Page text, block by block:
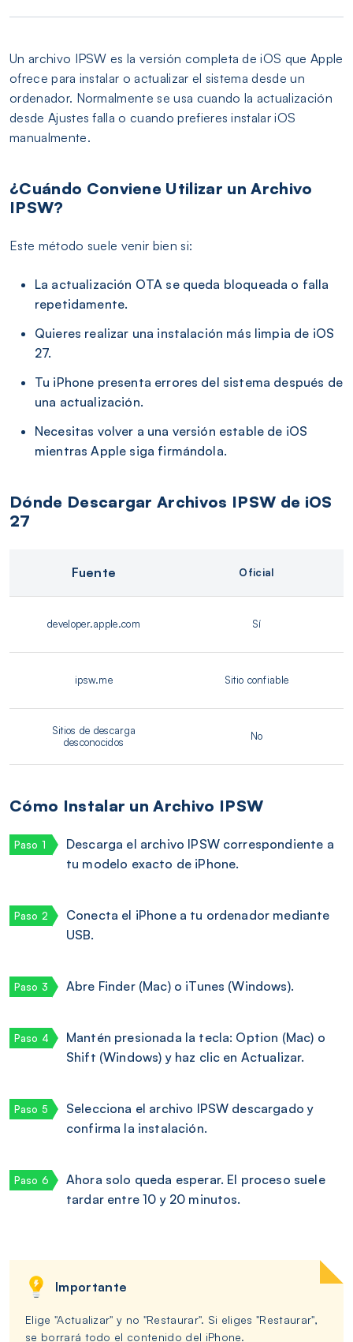
Un archivo IPSW es la versión completa de iOS que Apple
ofrece para instalar o actualizar el sistema desde un
ordenador. Normalmente se usa cuando la actualización
desde Ajustes falla o cuando prefieres instalar iOS
manualmente.
¿Cuándo Conviene Utilizar un Archivo
IPSW?
Este método suele venir bien si:
La actualización OTA se queda bloqueada o falla
repetidamente.
Quieres realizar una instalación más limpia de iOS
27.
Tu iPhone presenta errores del sistema después de
una actualización.
Necesitas volver a una versión estable de iOS
mientras Apple siga firmándola.
Dónde Descargar Archivos IPSW de iOS
27
Fuente Oficial
developer.apple.com Sí
ipsw.me Sitio confiable
Sitios de descarga
desconocidos
No
Cómo Instalar un Archivo IPSW
Descarga el archivo IPSW correspondiente a
tu modelo exacto de iPhone.
Conecta el iPhone a tu ordenador mediante
USB.
Abre Finder (Mac) o iTunes (Windows).
Mantén presionada la tecla: Option (Mac) o
Shift (Windows) y haz clic en Actualizar.
Selecciona el archivo IPSW descargado y
confirma la instalación.
Ahora solo queda esperar. El proceso suele
tardar entre 10 y 20 minutos.
Importante
Elige "Actualizar" y no "Restaurar". Si eliges "Restaurar",
se borrará todo el contenido del iPhone.